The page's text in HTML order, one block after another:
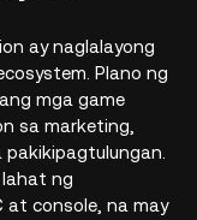
ay naglalayong
Plano ng
mga game
sa marketing,
ng
at console, na may